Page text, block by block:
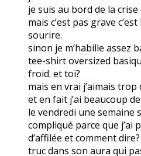
je suis au bord de la
mais c’est pas grave
sourire.
sinon je m’habille assez
tee-shirt oversized
froid. et toi?
mais en vrai j’aimais trop
et en fait j’ai beaucoup
le vendredi une semaine
compliqué parce que j’ai
d’affilée et comment
truc dans son aura qui